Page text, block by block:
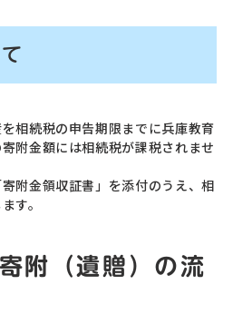
相続税の申告期限までに兵庫教育
附金額には相続税が課税されませ
附金領収証書」を添付のうえ、相
す。
附（遺贈）の流